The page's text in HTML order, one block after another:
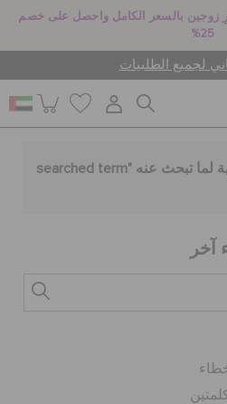
زوجين بالسعر الكامل واحصل على خصم
25%
لجميع الطلبيات
لما تبحث عنه "searched term